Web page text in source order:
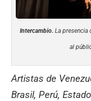
Intercambio. La presencia
al
Artistas de
Brasil, Perú,